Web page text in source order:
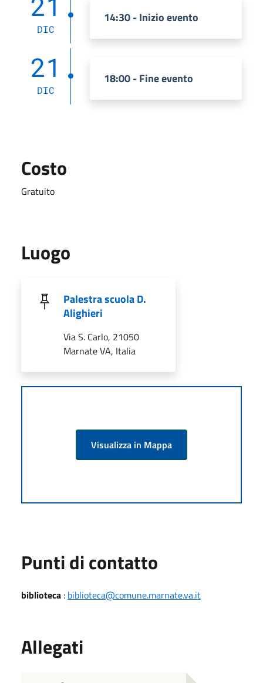
DIC
14:30 - Inizio evento
21
DIC
18:00 - Fine evento
Costo
Gratuito
Luogo
Palestra scuola D.
Alighieri
Via S. Carlo, 21050
Marnate VA, Italia
Visualizza in Mappa
Punti di contatto
biblioteca : biblioteca@comune.marnate.va.it
Allegati